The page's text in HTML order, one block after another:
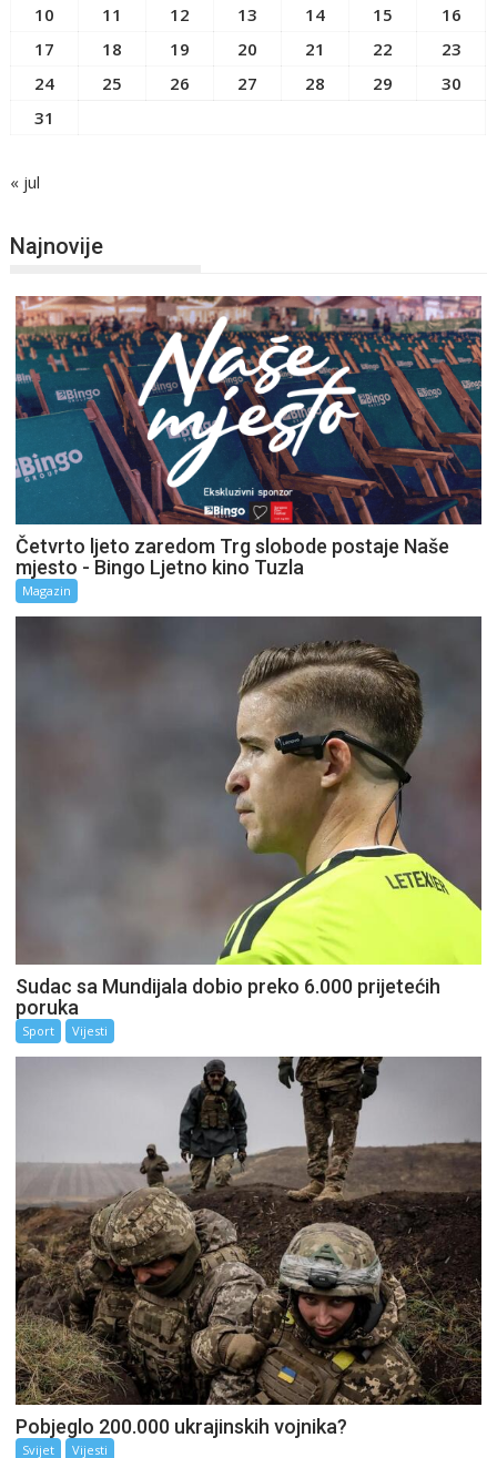
10
11 12 13 14 15
16
17
18 19 20 21 22
23
24
25 26 27 28 29
30
31
« jul
Najnovije
Četvrto ljeto zaredom Trg slobode postaje Naše
mjesto - Bingo Ljetno kino Tuzla
Magazin
Sudac sa Mundijala dobio preko 6.000 prijetećih
poruka
Sport Vijesti
Pobjeglo 200.000 ukrajinskih vojnika?
Svijet Vijesti